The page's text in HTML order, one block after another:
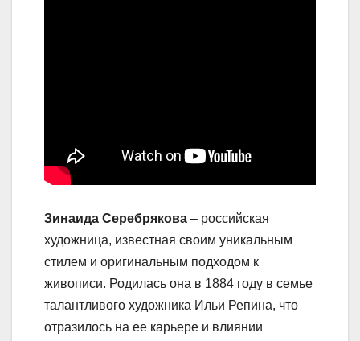
Зинаида Серебрякова – российская
художница, известная своим уникальным
стилем и оригинальным подходом к
живописи. Родилась она в 1884 году в семье
талантливого художника Ильи Репина, что
отразилось на ее карьере и влиянии